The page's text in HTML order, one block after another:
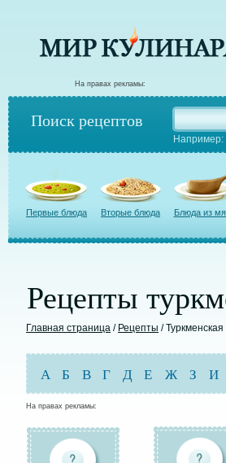
На правах рекламы:
Поиск рецептов
Например:
Первые блюда Вторые блюда Блюда из
Рецепты
Главная страница / Рецепты / Туркменская
А Б В Г Д Е Ж З И
На правах рекламы: